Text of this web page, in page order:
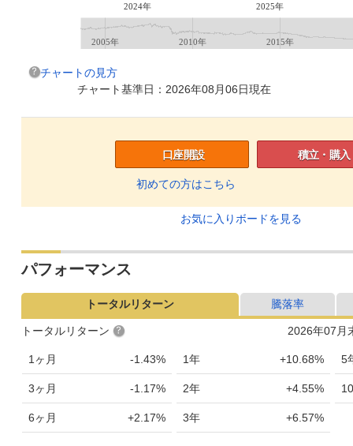
2024年 2025年
2005年 2010年 2015年
チャートの見方
チャート基準日：2026年08月06日現在
口座開設
初めての方はこちら
積立・購入
お気に入りボードを見る
パフォーマンス
トータルリターン 騰落率
2026年07月
トータルリターン
1ヶ月 -1.43%
3ヶ月 -1.17%
6ヶ月 +2.17%
1年 +10.68%
2年 +4.55%
3年 +6.57%
5